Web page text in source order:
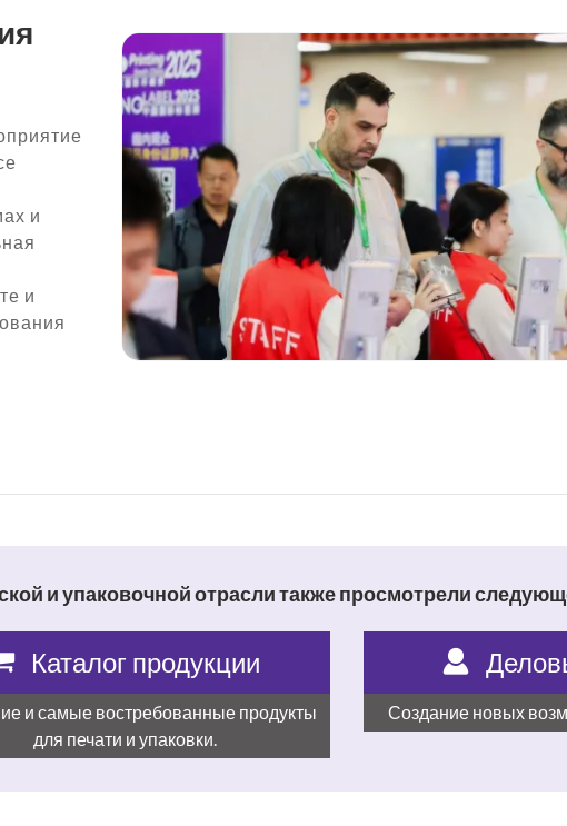
и
и
и упаковочной отрасли также просмотрели
Каталог продукции
и самые востребованные продукты
для печати и упаковки.
Создание новых